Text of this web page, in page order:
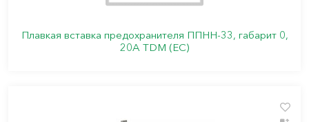
Плавкая вставка предохранителя ППНН-33, габарит 0,
20А TDM (ЕС)